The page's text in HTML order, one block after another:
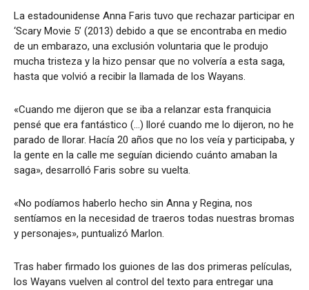
La estadounidense Anna Faris tuvo que rechazar participar en
‘Scary Movie 5’ (2013) debido a que se encontraba en medio
de un embarazo, una exclusión voluntaria que le produjo
mucha tristeza y la hizo pensar que no volvería a esta saga,
hasta que volvió a recibir la llamada de los Wayans.
«Cuando me dijeron que se iba a relanzar esta franquicia
pensé que era fantástico (…) lloré cuando me lo dijeron, no he
parado de llorar. Hacía 20 años que no los veía y participaba, y
la gente en la calle me seguían diciendo cuánto amaban la
saga», desarrolló Faris sobre su vuelta.
«No podíamos haberlo hecho sin Anna y Regina, nos
sentíamos en la necesidad de traeros todas nuestras bromas
y personajes», puntualizó Marlon.
Tras haber firmado los guiones de las dos primeras películas,
los Wayans vuelven al control del texto para entregar una